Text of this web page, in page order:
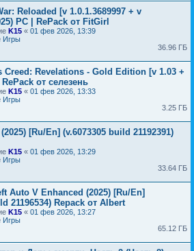
Reloaded [v 1.0.1.3689997 + v
PC | RePack от FitGirl
K15 « 01 фев 2026, 13:39
Игры
36.96 ГБ
Creed: Revelations - Gold Edition [v 1.03 +
от селезень
K15 « 01 фев 2026, 13:33
Игры
3.25 ГБ
[Ru/En] (v.6073305 build 21192391)
K15 « 01 фев 2026, 13:29
Игры
33.64 ГБ
Auto V Enhanced (2025) [Ru/En]
21196534) Repack от Albert
K15 « 01 фев 2026, 13:27
Игры
65.12 ГБ